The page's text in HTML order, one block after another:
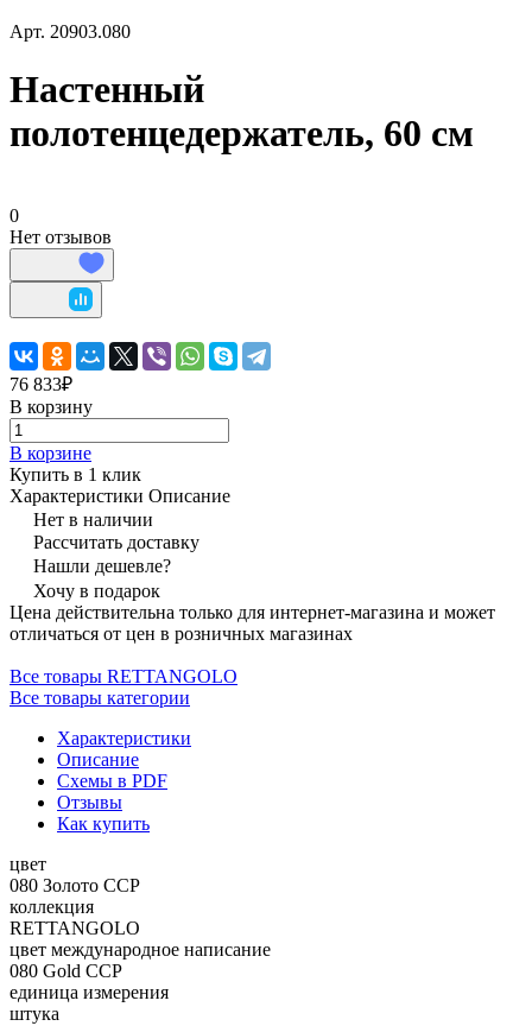
Арт. 20903.080
Настенный
полотенцедержатель, 60 см
0
Нет отзывов
76 833₽
В корзину
В корзине
Купить в 1 клик
Характеристики Описание
Нет в наличии
Рассчитать доставку
Нашли дешевле?
Хочу в подарок
Цена действительна только для интернет-магазина и может
отличаться от цен в розничных магазинах
Все товары RETTANGOLO
Все товары категории
Характеристики
Описание
Схемы в PDF
Отзывы
Как купить
цвет
080 Золото CCP
коллекция
RETTANGOLO
цвет международное написание
080 Gold CCP
единица измерения
штука